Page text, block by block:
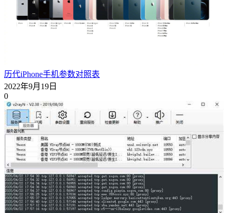
历代iPhone手机参数对照表
2022年9月19日
0